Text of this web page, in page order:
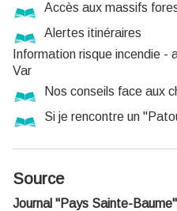
Accès aux massifs
Alertes itinéraires
Information risque incendie
Var
Nos conseils face aux
Si je rencontre un
Source
Journal "Pays Sainte-Baume"